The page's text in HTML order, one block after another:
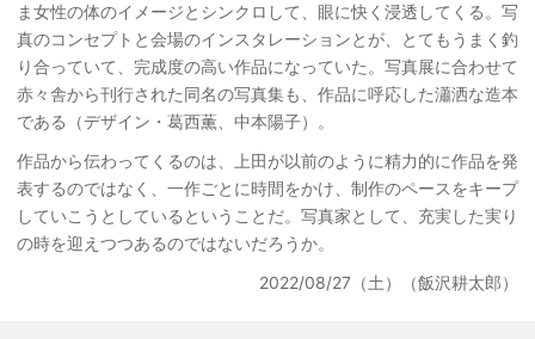
ま女性の体のイメージとシンクロして、眼に快く浸透してくる。写
真のコンセプトと会場のインスタレーションとが、とてもうまく釣
り合っていて、完成度の高い作品になっていた。写真展に合わせて
赤々舎から刊行された同名の写真集も、作品に呼応した瀟洒な造本
である（デザイン・葛西薫、中本陽子）。
作品から伝わってくるのは、上田が以前のように精力的に作品を発
表するのではなく、一作ごとに時間をかけ、制作のペースをキープ
していこうとしているということだ。写真家として、充実した実り
の時を迎えつつあるのではないだろうか。
2022/08/27（土）（飯沢耕太郎）